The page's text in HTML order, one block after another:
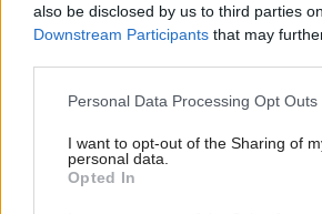
also be disclosed by us to third parties
Downstream Participants that may
Please note that this website/app uses
not limited to your visit or usage
grant or deny consent to Google and its
use your data for below specified
Personal Data Processing Opt Outs
I want to opt-out of the Sharing of
personal data.
Opted In